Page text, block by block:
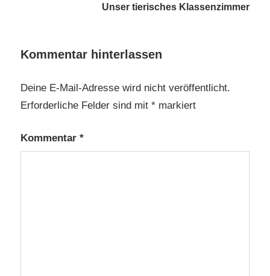
Unser tierisches Klassenzimmer
Kommentar hinterlassen
Deine E-Mail-Adresse wird nicht veröffentlicht.
Erforderliche Felder sind mit * markiert
Kommentar *